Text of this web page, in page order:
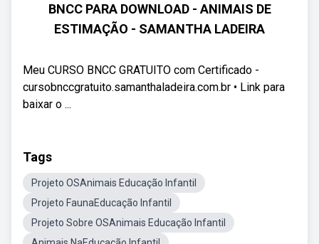
BNCC PARA DOWNLOAD - ANIMAIS DE
ESTIMAÇÃO - SAMANTHA LADEIRA
Meu CURSO BNCC GRATUITO com Certificado -
cursobnccgratuito.samanthaladeira.com.br • Link para
baixar o ...
Tags
Projeto OSAnimais Educação Infantil
Projeto FaunaEducação Infantil
Projeto Sobre OSAnimais Educação Infantil